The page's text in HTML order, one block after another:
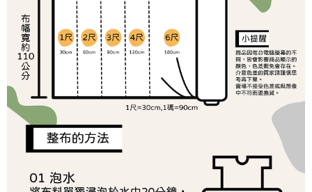
1.分期款項不併入電信帳單，「大哥付你分期」於每月結算日後寄送繳費提
醒簡訊。
2.透過簡訊連結打開帳單後，可選擇「超商條碼／台灣大直營門市／銀行轉
帳／街口支付／iPASS MONEY」等通路繳費。
【注意事項】
1.本服務係由「台灣大哥大股份有限公司」（以下簡稱本公司）所提供，讓
用戶於交易時，得透過本服務購買商品或服務，並由商店將買賣／分期付款
買賣價金債權讓與本公司後，依約使用本公司帳單繳交帳款。
2.基於同意付款使用「大哥付你分期」之契約關係目的，商店將以您的個人
資料（包含姓名、電話或地址）提供予台灣大哥大進項蒐集、處理及利用，
由本公司與您本人進行分期帳單所需資料之確認、核對及更正。
3.完整用戶服務條款，請詳閱以下連結：
https://oppay.tw/userRule
【「AFTEE先享後付」結帳流程】
１．於結帳方式選擇「AFTEE先享後付」後，將跳轉至「AFTEE先享後付」
結帳頁面，進行簡訊認證並確認金額後，即可完成結帳。
２．訂單成立數日內，您將收到繳費通知簡訊。
３．收到繳費通知簡訊後14天內，點擊此簡訊中的連結，可透過四大超商／
ATM／網路銀行／等多元方式進行付款，方視為交易完成。
※ 請注意：結帳手續完成當下不需立刻繳費，但若您需要取消訂單，請聯絡
購買商品的店家。未經商家同意取消之訂單仍視為有效，需透過AFTEE先享
後付繳納相關費用。
※ 交易是否成功請以「AFTEE先享後付 」之結帳頁面顯示為準，若有關於
是否繳費成功／繳費後需取消欲退款等相關疑問，請聯繫「AFTEE先享後付
客戶支援中心」https://netprotections.freshdesk.com/support/home
【注意事項】
１．透過由恩沛科技股份有限公司提供之「AFTEE先享後付」服務完成之交
每筆NT$65，滿NT$1,500(含以上)免運費
7-11取貨付款
每筆NT$65，滿NT$1,500(含以上)免運費
宅配
每筆NT$150，滿NT$1,500(含以上)免運費
離島宅配
每筆NT$240